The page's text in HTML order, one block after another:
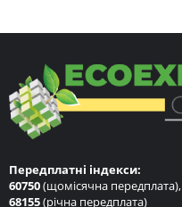
Передплатні індекси:
60750(щомісячна передплата),
68155(річна передплата)